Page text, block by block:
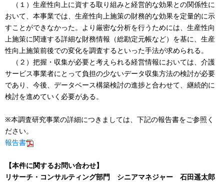
（１）生産性向上に資する取り組みと経営的な効果との関係性に
おいて、本事業では、生産性向上施策の財務的な効果を定量的に示
すことができなかった。より厳密な分析を行うためには、生産性向
上施策に関連する詳細な財務情報（総勘定元帳など）を基に、生産
性向上施策前後での変化を調査するといった手法が求められる。
（２）把握・収集が必要と考えられる経営情報においては、介護
サービス事業者にとって負担の少ないデータ収集方法の検討が必要
であり、今後、データベース構築検討の進捗と合わせて、継続的に
検討を進めていく必要がある。
※本調査研究事業の詳細につきましては、下記の報告書をご参照く
ださい。
報告書
【本件に関するお問い合わせ】
リサーチ・コンサルティング部門 シニアマネジャー 石田遥太郎